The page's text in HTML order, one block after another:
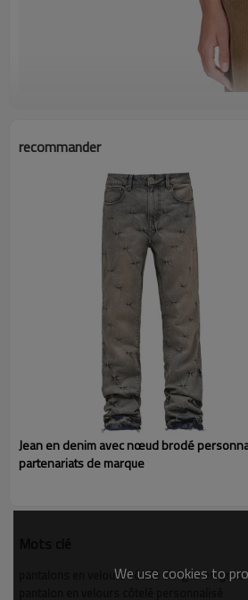
recommander
Jean en denim avec nœud brodé
partenariats de marque
pantalons en velours côtelé vierges en gros
We use cookies to